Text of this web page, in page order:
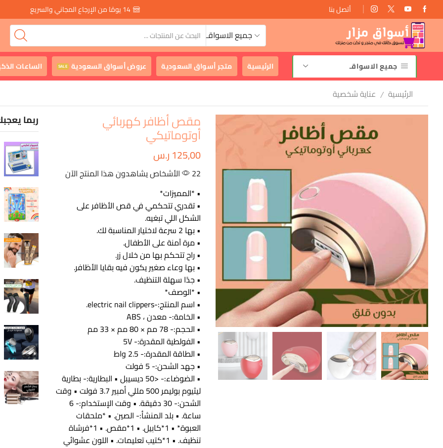
أتصل بنا
جميع الاسواقـ
جميع الاسواقـ الرئيسية متجر أسواق السعودية عروض أسواق السعودية SALE الساعات
الرئيسية / عناية شخصية
مقص أظافر كهربائي
أوتوماتيكي
125,00ر.س
22 الأشخاص يشاهدون هذا المنتج الآن
• *المميزات*
• تقدري تتحكمي في قص الأظافر على
الشكل اللي تبغيه.
• بها 2 سرعة لاختيار المناسبة لك.
• مرة آمنة على الأطفال.
• راح تتحكم بها من خلال زر.
• بها وعاء صغير يكون فيه بقايا الأظافر.
• جدًا سهلة التنظيف.
• *الوصف*
• اسم المنتج:-electric nail clippers.
• الخامة:- معدن ، ABS
• الحجم:- 78 مم × 80 مم × 33 مم
• الفولطية المقدرة:- 5V
• الطاقة المقدرة:- 2.5 واط
• جهد الشحن:- 5 فولت
• الضوضاء:- <50 ديسيبل • البطارية:- بطارية
ليثيوم بوليمر 500 مللي أمبير 3.7 فولت • وقت
الشحن:- 30 دقيقة. • وقت الإستخدام:- 6
ساعة. • بلد المنشأ:- الصين. • *ملحقات
العبوة* • 1*كابيل. • 1*مقص. • 1*فرشاة
تنظيف. • 1*كتيب تعليمات. • اللون عشوائي
ربما